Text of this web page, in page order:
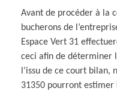
Avant de procéder à la
bucherons de
Espace Vert 31
ceci afin de déterminer
l’issu de ce court bilan,
31350 pourront estimer